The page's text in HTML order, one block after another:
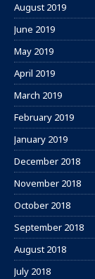
August 2019
June 2019
May 2019
April 2019
March 2019
February 2019
January 2019
December 2018
November 2018
October 2018
September 2018
August 2018
July 2018